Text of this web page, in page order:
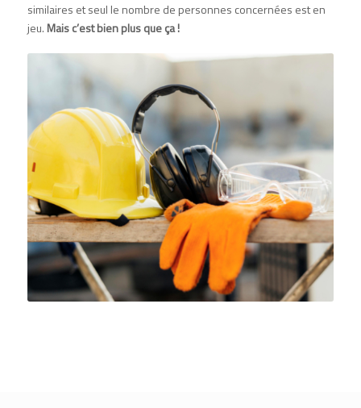
similaires et seul le nombre de personnes concernées est en
jeu. Mais c’est bien plus que ça !